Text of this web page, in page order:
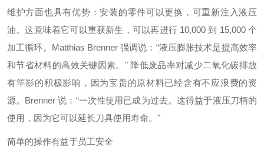
维护方面也具有优势：安装的零件可以更换，可重新注入液压
油。这意味着它可以重获新生，可以再进行 10,000 到 15,000 个
加工循环。Matthias Brenner 强调说：“液压膨胀技术是提高效率
和节省材料的高效关键因素。" 降低废品率对减少二氧化碳排放
有竿影的积极影响，因为宝贵的原材料已经含有不应浪费的资
源。Brenner 说：“一次性使用已成为过去。这得益于液压刀柄的
使用，因为它可以延长刀具使用寿命。"
简单的操作有益于员工安全